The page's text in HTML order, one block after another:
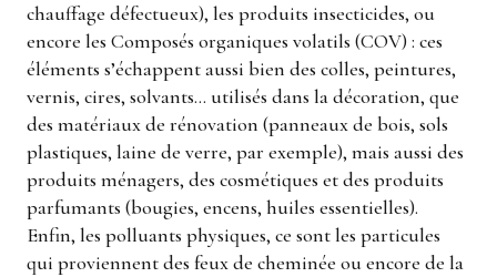
chauffage défectueux), les produits insecticides, ou
encore les Composés organiques volatils (COV) : ces
éléments s’échappent aussi bien des colles, peintures,
vernis, cires, solvants… utilisés dans la décoration, que
des matériaux de rénovation (panneaux de bois, sols
plastiques, laine de verre, par exemple), mais aussi des
produits ménagers, des cosmétiques et des produits
parfumants (bougies, encens, huiles essentielles).
Enfin, les polluants physiques, ce sont les particules
qui proviennent des feux de cheminée ou encore de la